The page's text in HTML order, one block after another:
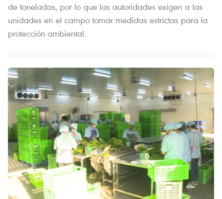
de toneladas, por lo que las autoridades exigen a las
unidades en el campo tomar medidas estrictas para la
protección ambiental.